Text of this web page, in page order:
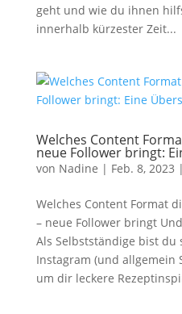
geht und wie du ihnen
innerhalb kürzester Zeit...
Welches Content
neue Follower bringt:
von Nadine | Feb. 8, 2023 |
Welches Content Format
– neue Follower bringt
Als Selbstständige bist
Instagram (und allgemein
um dir leckere